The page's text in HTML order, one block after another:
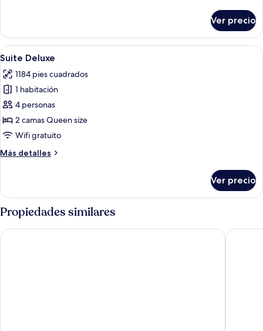
Deluxe,
vista
a
alberca
Ver precio
Abrir
todas
las
fotos
de
Suite
Deluxe
Una sala de estar con un sofá, un
2
Suite Deluxe
1184 pies cuadrados
1 habitación
4 personas
2 camas Queen size
Wifi gratuito
Más detalles
Más
Deluxe
Ver precio
Propiedades similares
Le Best Hotel